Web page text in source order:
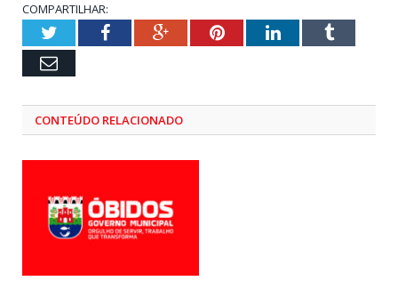
COMPARTILHAR:
TwitterFacebookGoogle+PinterestLinkedInTumblr
Email
CONTEÚDO RELACIONADO